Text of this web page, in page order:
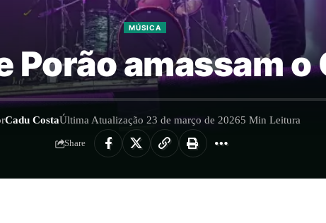
MÚSICA
Porão amassam
Cadu CostaÚltima Atualização 23 de março de 20265 Min Leitura
Share